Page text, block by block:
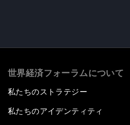
世界経済フォーラムについて
私たちのストラテジー
私たちのアイデンティティ